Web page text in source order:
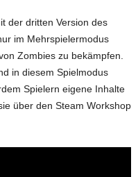
der dritten Version des
im Mehrspielermodus
Zombies zu bekämpfen.
in diesem Spielmodus
Spielern eigene Inhalte
über den Steam Workshop